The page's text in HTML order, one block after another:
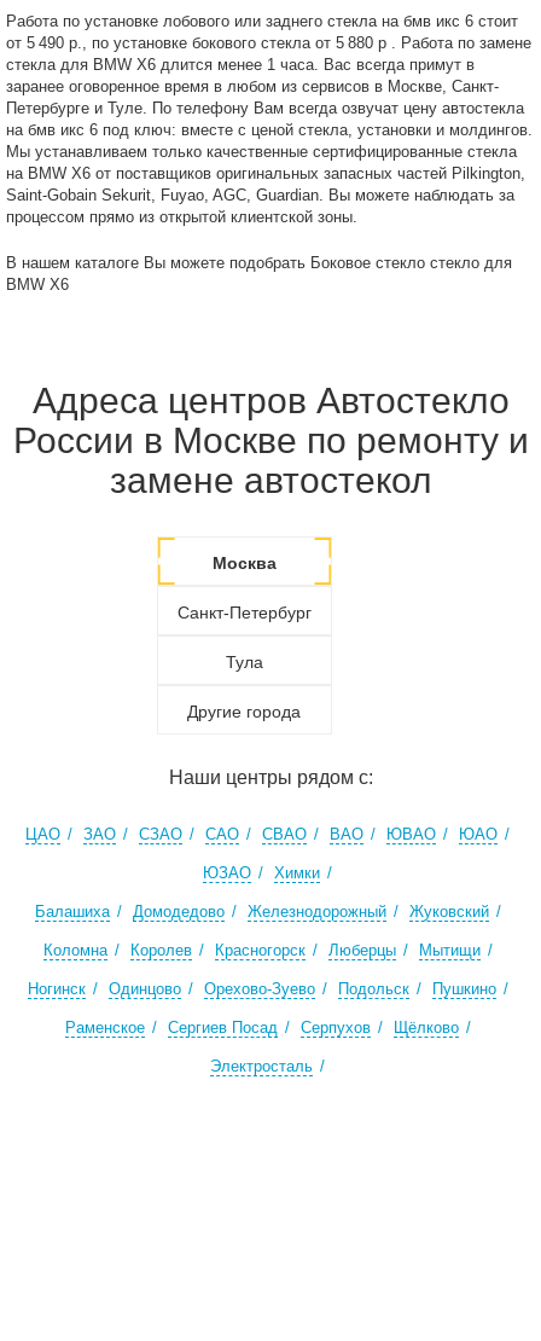
Работа по установке лобового или заднего стекла на бмв икс 6 стоит
от 5 490 р., по установке бокового стекла от 5 880 р . Работа по замене
стекла для BMW X6 длится менее 1 часа. Вас всегда примут в
заранее оговоренное время в любом из сервисов в Москве, Санкт-
Петербурге и Туле. По телефону Вам всегда озвучат цену автостекла
на бмв икс 6 под ключ: вместе с ценой стекла, установки и молдингов.
Мы устанавливаем только качественные сертифицированные стекла
на BMW X6 от поставщиков оригинальных запасных частей Pilkington,
Saint-Gobain Sekurit, Fuyao, AGC, Guardian. Вы можете наблюдать за
процессом прямо из открытой клиентской зоны.
В нашем каталоге Вы можете подобрать Боковое стекло стекло для
BMW X6
Адреса центров Автостекло
России в Москве по ремонту и
замене автостекол
Москва
Санкт-Петербург
Тула
Другие города
Наши центры рядом с:
ЦАО ЗАО СЗАО САО СВАО ВАО ЮВАО ЮАО
ЮЗАО Химки
Балашиха Домодедово Железнодорожный Жуковский
Коломна Королев Красногорск Люберцы Мытищи
Ногинск Одинцово Орехово-Зуево Подольск Пушкино
Раменское Сергиев Посад Серпухов Щёлково
Электросталь